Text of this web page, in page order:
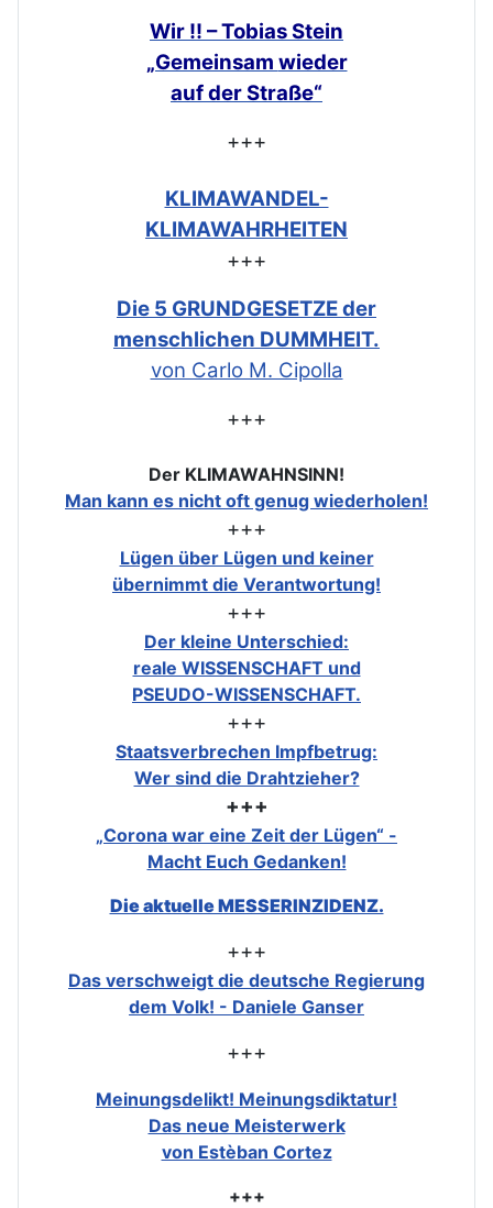
Wir !! – Tobias Stein
„Gemeinsam wieder
auf der Straße“
+++
KLIMAWANDEL-
KLIMAWAHRHEITEN
+++
Die 5 GRUNDGESETZE der
menschlichen DUMMHEIT.
von Carlo M. Cipolla
+++
Der KLIMAWAHNSINN!
Man kann es nicht oft genug wiederholen!
+++
Lügen über Lügen und keiner
übernimmt die Verantwortung!
+++
Der kleine Unterschied:
reale WISSENSCHAFT und
PSEUDO-WISSENSCHAFT.
+++
Staatsverbrechen Impfbetrug:
Wer sind die Drahtzieher?
+++
„Corona war eine Zeit der Lügen“ -
Macht Euch Gedanken!
Die aktuelle MESSERINZIDENZ.
+++
Das verschweigt die deutsche Regierung
dem Volk! - Daniele Ganser
+++
Meinungsdelikt! Meinungsdiktatur!
Das neue Meisterwerk
von Estèban Cortez
+++